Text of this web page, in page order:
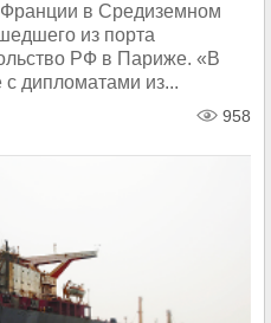
в Средиземном
из порта
РФ в Париже. «В
дипломатами из...
958